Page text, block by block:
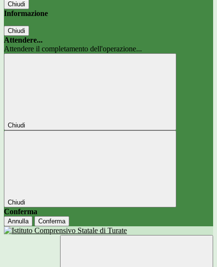
Chiudi
Informazione
Chiudi
Attendere...
Attendere il completamento dell'operazione...
Chiudi
Chiudi
Conferma
Annulla Conferma